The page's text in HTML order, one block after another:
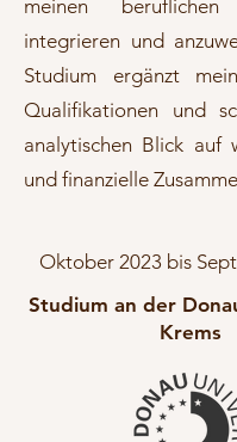
meinen
integrieren und
Studium ergänzt
Qualifikationen und
analytischen Blick auf
und finanzielle
Oktober 2023 bis
Studium an der
Krems